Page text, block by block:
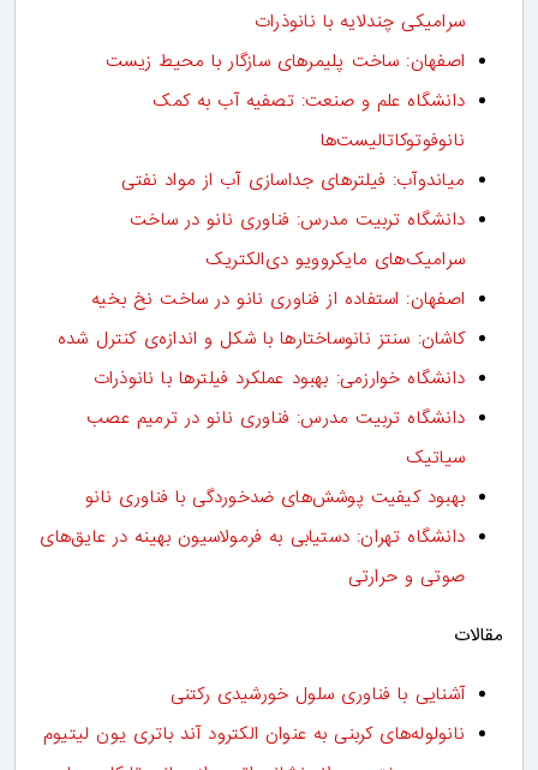
سرامیکی چندلایه با نانوذرات
اصفهان: ساخت پلیمرهای سازگار با محیط زیست
دانشگاه علم و صنعت: تصفیه آب به کمک
نانوفوتوکاتالیست‌ها
میاندوآب: فیلترهای جداسازی آب از مواد نفتی
دانشگاه تربیت مدرس: فناوری نانو در ساخت
سرامیک‌های مایکروویو دی‌الکتریک
اصفهان: استفاده از فناوری نانو در ساخت نخ بخیه
کاشان: سنتز نانوساختارها با شکل و اندازه‌ی کنترل شده
دانشگاه خوارزمی: بهبود عملکرد فیلترها با نانوذرات
دانشگاه تربیت مدرس: فناوری نانو در ترمیم عصب
سیاتیک
بهبود کیفیت پوشش‌های ضدخوردگی با فناوری نانو
دانشگاه تهران: دستیابی به فرمولاسیون بهینه در عایق‌های
صوتی و حرارتی
مقالات
آشنایی با فناوری سلول خورشیدی رکتنی
نانولوله‌های کربنی به عنوان الکترود آند باتری یون لیتیوم